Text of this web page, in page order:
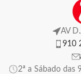
AV
910
2ª a Sábado